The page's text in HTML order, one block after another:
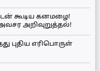
கூடிய கனமழை!
அறிவுறுத்தல்!
புதிய எரிபொருள்